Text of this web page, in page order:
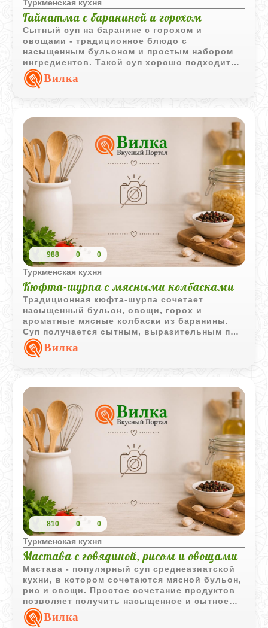
Туркменская кухня
Гайнатма с бараниной и горохом
Сытный суп на баранине с горохом и
овощами - традиционное блюдо с
насыщенным бульоном и простым набором
ингредиентов. Такой суп хорошо подходит
для семейного обеда и особенно вкусен в
горячем виде.
Вилка
988 0 0
Туркменская кухня
Кюфта-шурпа с мясными колбасками
Традиционная кюфта-шурпа сочетает
насыщенный бульон, овощи, горох и
ароматные мясные колбаски из баранины.
Суп получается сытным, выразительным по
вкусу и хорошо подходит для семейного
обеда.Вилка
810 0 0
Туркменская кухня
Мастава с говядиной, рисом и овощами
Мастава - популярный суп среднеазиатской
кухни, в котором сочетаются мясной бульон,
рис и овощи. Простое сочетание продуктов
позволяет получить насыщенное и сытное
первое блюдо для повседневного стола.
Вилка